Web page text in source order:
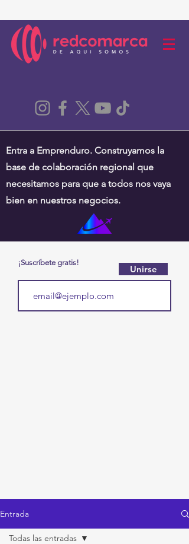
Entra a Emprenduro. Construyamos la
base de colaboración regional que
necesitamos para que a todos nos vaya
bien en nuestros negocios.
¡Suscríbete gratis!
Unirse
Entrada
Todas las entradas